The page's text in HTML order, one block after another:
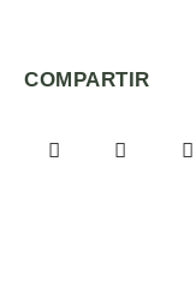
COMPARTIR